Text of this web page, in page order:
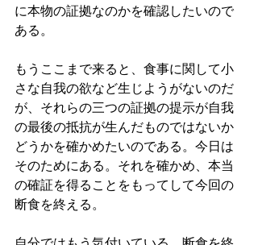
に本物の証拠なのかを確認したいので
ある。
もうここまで来ると、食事に関して小
さな自我の欲など生じようがないのだ
が、それらの三つの証拠の提示が自我
の最後の抵抗が生んだものではないか
どうかを確かめたいのである。今日は
そのためにある。それを確かめ、本当
の確証を得ることをもってして今回の
断食を終える。